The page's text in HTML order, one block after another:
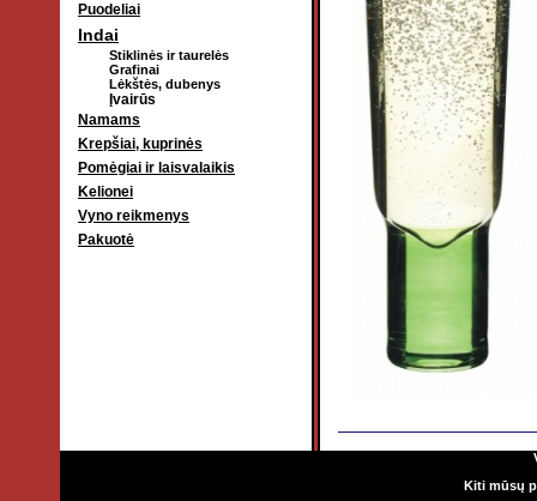
Puodeliai
Indai
Stiklinės ir taurelės
Grafinai
Lėkštės, dubenys
Įvairūs
Namams
Krepšiai, kuprinės
Pomėgiai ir laisvalaikis
Kelionei
Vyno reikmenys
Pakuotė
Kiti mūsų